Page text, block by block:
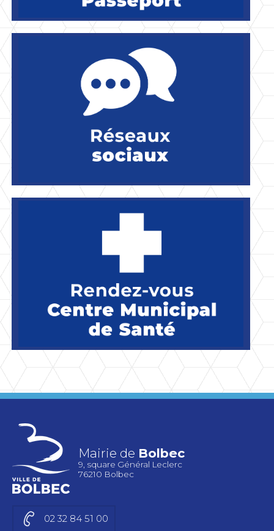
Mairie de Bolbec
9, square Général Leclerc
76210 Bolbec
02 32 84 51 00